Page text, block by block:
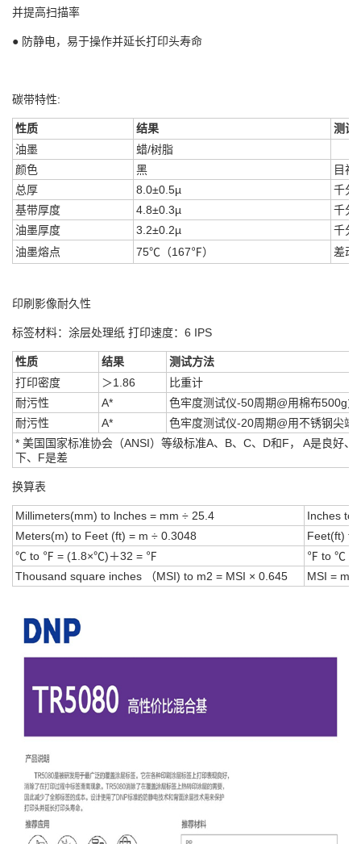
并提高扫描率
● 防静电，易于操作并延长打印头寿命
碳带特性:
性质 结果
测试
油墨
蜡/树脂
颜色
黑
目视
总厚
8.0±0.5µ
千分
基带厚度
4.8±0.3µ
千分
油墨厚度
3.2±0.2µ
千分
油墨熔点
75℃（167℉） 差动
印刷影像耐久性
标签材料：涂层处理纸 打印速度：6 IPS
性质 结果
测试方法
打印密度
＞1.86
比重计
耐污性
A*
色牢度测试仪-50周期@用棉布500g力
耐污性
A*
色牢度测试仪-20周期@用不锈钢尖端
* 美国国家标准协会（ANSI）等级标准A、B、C、D和F， A是良好
下、F是差
换算表
Millimeters(mm) to lnches = mm ÷ 25.4
Inches to
Meters(m) to Feet (ft) = m ÷ 0.3048
Feet(ft)
℃ to ℉ = (1.8×℃)＋32 = ℉
℉ to ℃ =
Thousand square inches （MSI) to m2 = MSI × 0.645 MSI = m